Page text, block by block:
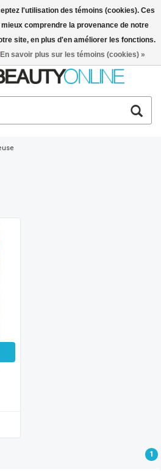
Français
1
l'utilisation des témoins (cookies). Ces
comprendre la provenance de notre
site, en plus d'en améliorer les fonctions.
En savoir plus sur les témoins (cookies) »